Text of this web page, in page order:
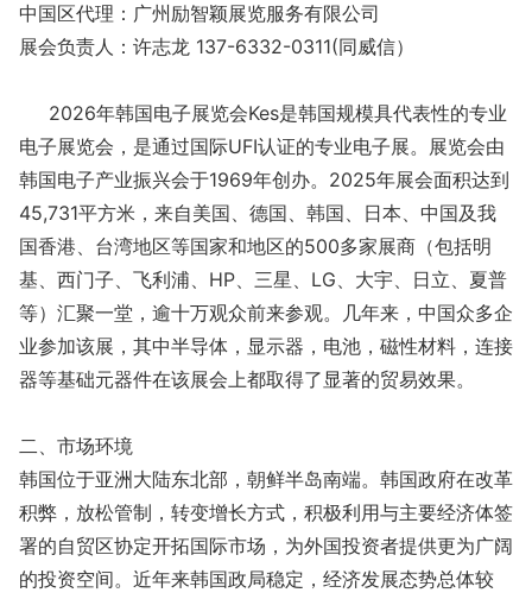
中国区代理：广州励智颖展览服务有限公司
展会负责人：许志龙 137-6332-0311(同威信）
2026年韩国电子展览会Kes是韩国规模具代表性的专业
电子展览会，是通过国际UFI认证的专业电子展。展览会由
韩国电子产业振兴会于1969年创办。2025年展会面积达到
45,731平方米，来自美国、德国、韩国、日本、中国及我
国香港、台湾地区等国家和地区的500多家展商（包括明
基、西门子、飞利浦、HP、三星、LG、大宇、日立、夏普
等）汇聚一堂，逾十万观众前来参观。几年来，中国众多企
业参加该展，其中半导体，显示器，电池，磁性材料，连接
器等基础元器件在该展会上都取得了显著的贸易效果。
二、市场环境
韩国位于亚洲大陆东北部，朝鲜半岛南端。韩国政府在改革
积弊，放松管制，转变增长方式，积极利用与主要经济体签
署的自贸区协定开拓国际市场，为外国投资者提供更为广阔
的投资空间。近年来韩国政局稳定，经济发展态势总体较